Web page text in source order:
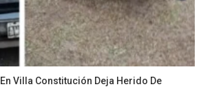
Villa Constitución Deja Herido De